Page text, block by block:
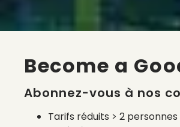
Become a
Abonnez-vous à nos
Tarifs réduits > 2 personnes